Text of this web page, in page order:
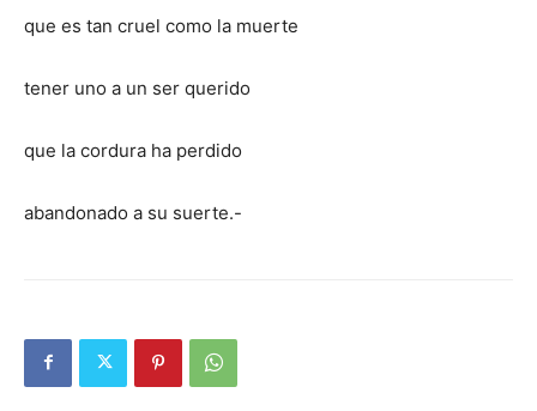
que es tan cruel como la muerte
tener uno a un ser querido
que la cordura ha perdido
abandonado a su suerte.-